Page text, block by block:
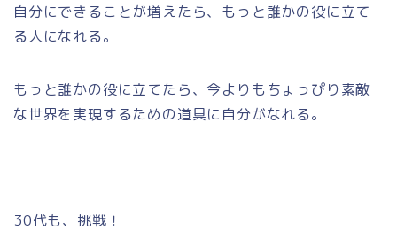
自分にできることが増えたら、もっと誰かの役に立て
る人になれる。
もっと誰かの役に立てたら、今よりもちょっぴり素敵
な世界を実現するための道具に自分がなれる。
30代も、挑戦！